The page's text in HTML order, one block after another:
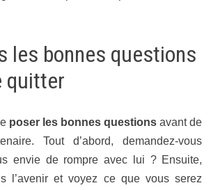
les bonnes questions
quitter
poser les bonnes questions avant de
Tout d’abord, demandez-vous
envie de rompre avec lui ? Ensuite,
l’avenir et voyez ce que vous serez